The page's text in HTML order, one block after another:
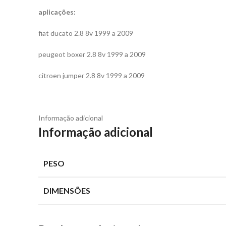
aplicações:
fiat ducato 2.8 8v 1999 a 2009
peugeot boxer 2.8 8v 1999 a 2009
citroen jumper 2.8 8v 1999 a 2009
Informação adicional
Informação adicional
PESO
DIMENSÕES